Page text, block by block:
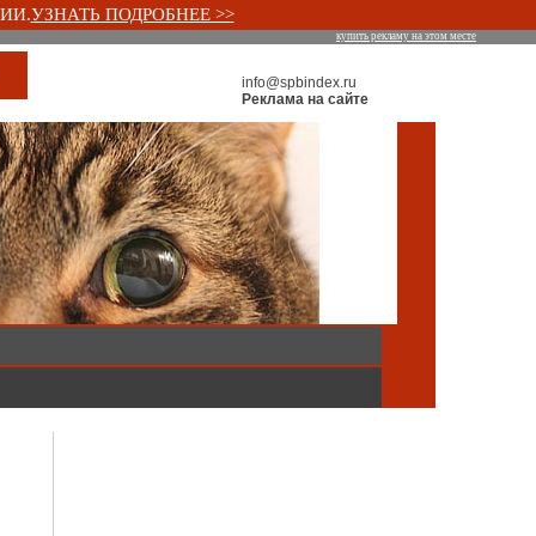
УЗНАТЬ ПОДРОБНЕЕ >>
купить рекламу на этом месте
info@spbindex.ru
Реклама на сайте